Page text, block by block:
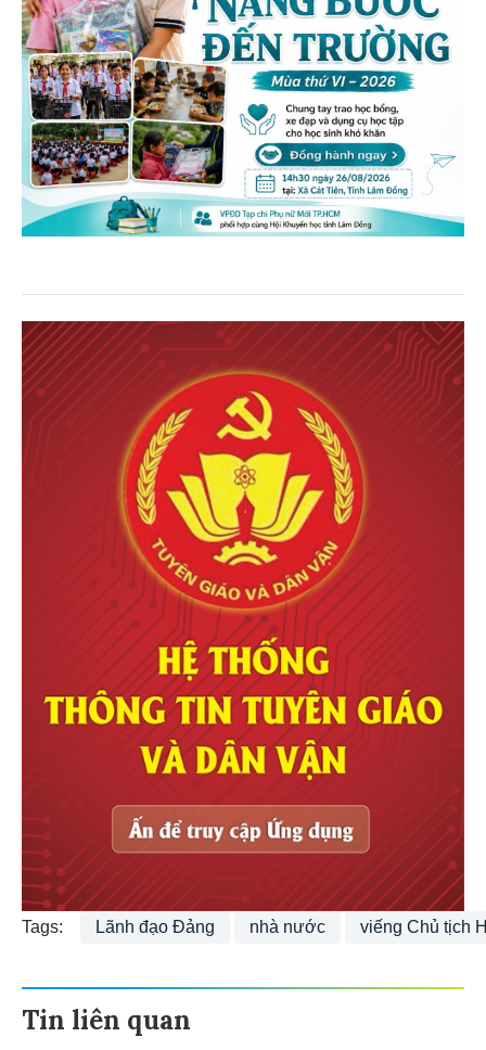
Tags: Lãnh đạo Đảng nhà nước viếng Chủ tịch
Tin liên quan